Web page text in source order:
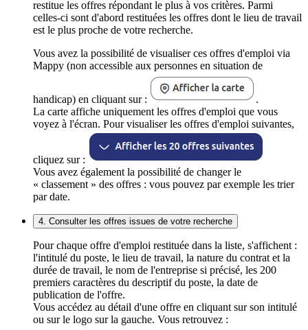
restitue les offres répondant le plus à vos critères. Parmi
celles-ci sont d'abord restituées les offres dont le lieu de travail
est le plus proche de votre recherche.
Vous avez la possibilité de visualiser ces offres d'emploi via
Mappy (non accessible aux personnes en situation de
handicap) en cliquant sur :
.
La carte affiche uniquement les offres d'emploi que vous
voyez à l'écran. Pour visualiser les offres d'emploi suivantes,
cliquez sur :
Vous avez également la possibilité de changer le
« classement » des offres : vous pouvez par exemple les trier
par date.
4. Consulter les offres issues de votre recherche
Pour chaque offre d'emploi restituée dans la liste, s'affichent :
l'intitulé du poste, le lieu de travail, la nature du contrat et la
durée de travail, le nom de l'entreprise si précisé, les 200
premiers caractères du descriptif du poste, la date de
publication de l'offre.
Vous accédez au détail d'une offre en cliquant sur son intitulé
ou sur le logo sur la gauche. Vous retrouvez :